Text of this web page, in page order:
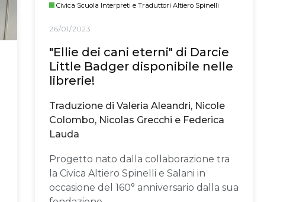
Civica Scuola Interpreti e Traduttori Altiero Spinelli
26/01/2023
"Ellie dei cani eterni" di Darcie
Little Badger disponibile nelle
librerie!
Traduzione di Valeria Aleandri, Nicole
Colombo, Nicolas Grecchi e Federica
Lauda
Progetto nato dalla collaborazione tra
la Civica Altiero Spinelli e Salani in
occasione del 160° anniversario dalla sua